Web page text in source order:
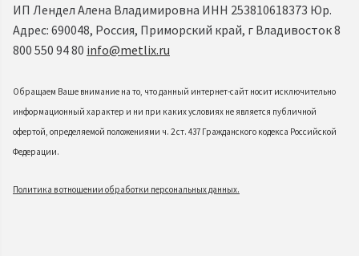
ИП Лендел Алена Владимировна ИНН 253810618373 Юр.
Адрес: 690048, Россия, Приморский край, г Владивосток 8
800 550 94 80 info@metlix.ru
Обращаем Ваше внимание на то, что данный интернет-сайт носит исключительно
информационный характер и ни при каких условиях не является публичной
офертой, определяемой положениями ч. 2 ст. 437 Гражданского кодекса Российской
Федерации.
Политика в отношении обработки персональных данных.